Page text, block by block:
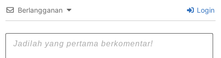
Berlangganan Login